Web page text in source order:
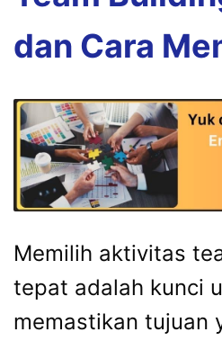
dan Cara
Memilih aktivitas
tepat adalah kunci
memastikan tujuan